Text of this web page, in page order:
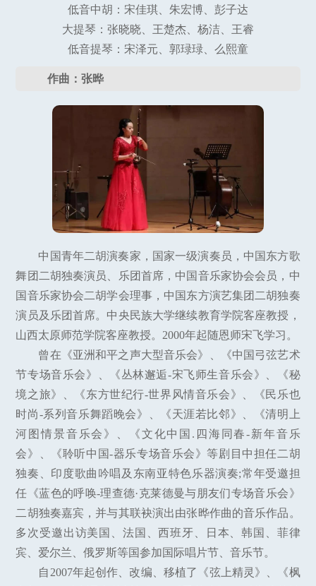
低音中胡：宋佳琪、朱宏博、彭子达
大提琴：张晓晓、王楚杰、杨洁、王睿
低音提琴：宋泽元、郭琭琭、么熙童
作曲：张晔
中国青年二胡演奏家，国家一级演奏员，中国东方歌
舞团二胡独奏演员、乐团首席，中国音乐家协会会员，中
国音乐家协会二胡学会理事，中国东方演艺集团二胡独奏
演员及乐团首席。中央民族大学继续教育学院客座教授，
山西太原师范学院客座教授。2000年起随恩师宋飞学习。
曾在《亚洲和平之声大型音乐会》、《中国弓弦艺术
节专场音乐会》、《丛林邂逅-宋飞师生音乐会》、《秘
境之旅》、《东方世纪行-世界风情音乐会》、《民乐也
时尚-系列音乐舞蹈晚会》、《天涯若比邻》、《清明上
河图情景音乐会》、《文化中国.四海同春-新年音乐
会》、《聆听中国-器乐专场音乐会》等剧目中担任二胡
独奏、印度歌曲吟唱及东南亚特色乐器演奏;常年受邀担
任《蓝色的呼唤-理查德·克莱德曼与朋友们专场音乐会》
二胡独奏嘉宾，并与其联袂演出由张晔作曲的音乐作品。
多次受邀出访美国、法国、西班牙、日本、韩国、菲律
宾、爱尔兰、俄罗斯等国参加国际唱片节、音乐节。
自2007年起创作、改编、移植了《弦上精灵》、《枫